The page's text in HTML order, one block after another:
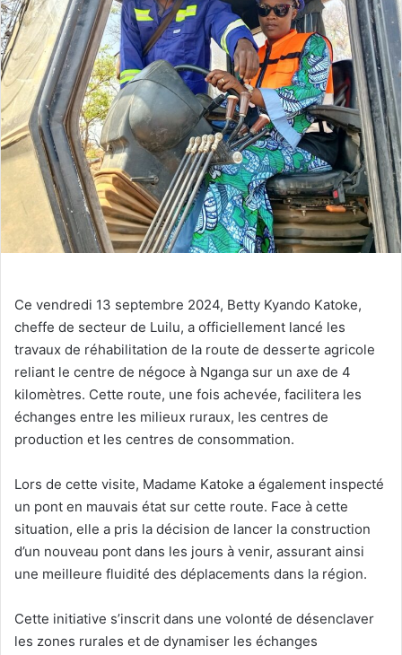
Ce vendredi 13 septembre 2024, Betty Kyando Katoke,
cheffe de secteur de Luilu, a officiellement lancé les
travaux de réhabilitation de la route de desserte agricole
reliant le centre de négoce à Nganga sur un axe de 4
kilomètres. Cette route, une fois achevée, facilitera les
échanges entre les milieux ruraux, les centres de
production et les centres de consommation.
Lors de cette visite, Madame Katoke a également inspecté
un pont en mauvais état sur cette route. Face à cette
situation, elle a pris la décision de lancer la construction
d’un nouveau pont dans les jours à venir, assurant ainsi
une meilleure fluidité des déplacements dans la région.
Cette initiative s’inscrit dans une volonté de désenclaver
les zones rurales et de dynamiser les échanges